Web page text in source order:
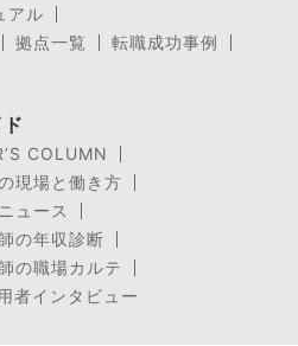
アル
拠点一覧
転職成功事例
COLUMN
現場と働き方
ュース
の年収診断
の職場カルテ
者インタビュー